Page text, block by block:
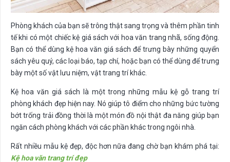
Phòng khách của bạn sẽ trông thật sang trọng và thêm phần tinh
tế khi có một chiếc kệ giá sách với hoa văn trang nhã, sống động.
Bạn có thể dùng kệ hoa văn giá sách để trưng bày những quyển
sách yêu quý, các loại báo, tạp chí, hoặc bạn có thể dùng để trưng
bày một số vật lưu niệm, vật trang trí khác.
Kệ hoa văn giá sách là một trong những mẫu kệ gỗ trang trí
phòng khách đẹp hiện nay. Nó giúp tô điểm cho những bức tường
bớt trống trải đồng thời là một món đồ nội thật đa năng giúp bạn
ngăn cách phòng khách với các phần khác trong ngôi nhà.
Rất nhiều mẫu kệ đẹp, độc hơn nữa đang chờ bạn khám phá tại:
Kệ hoa văn trang trí đẹp